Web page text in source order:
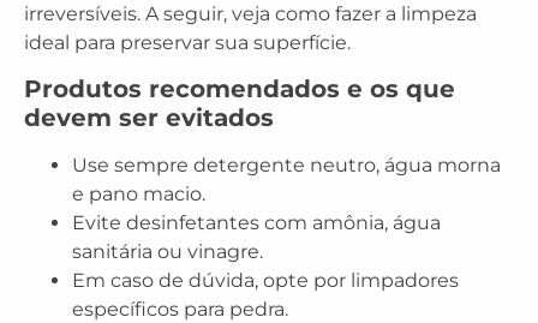
irreversíveis. A seguir, veja como fazer a limpeza
ideal para preservar sua superfície.
Produtos recomendados e os que
devem ser evitados
Use sempre detergente neutro, água morna
e pano macio.
Evite desinfetantes com amônia, água
sanitária ou vinagre.
Em caso de dúvida, opte por limpadores
específicos para pedra.